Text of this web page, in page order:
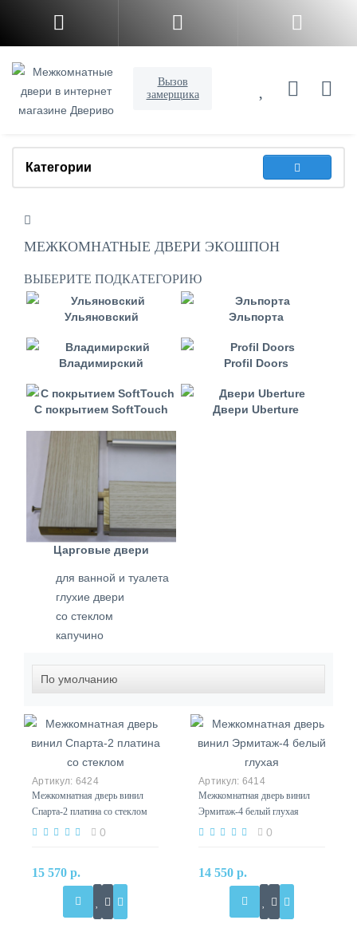
Вызов
замерщика
Категории
МЕЖКОМНАТНЫЕ ДВЕРИ ЭКОШПОН
ВЫБЕРИТЕ ПОДКАТЕГОРИЮ
Ульяновский Эльпорта
Владимирский Profil Doors
С покрытием SoftTouch Двери Uberture
Царговые двери
для ванной и туалета
глухие двери
со стеклом
капучино
6424
Межкомнатная дверь винил
Спарта-2 платина со стеклом
0
15 570 р.
6414
Межкомнатная дверь винил
Эрмитаж-4 белый глухая
0
14 550 р.